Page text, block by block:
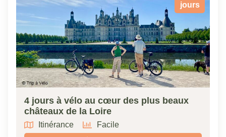
jours
4 jours à vélo au cœur des plus beaux
châteaux de la Loire
Itinérance
Facile